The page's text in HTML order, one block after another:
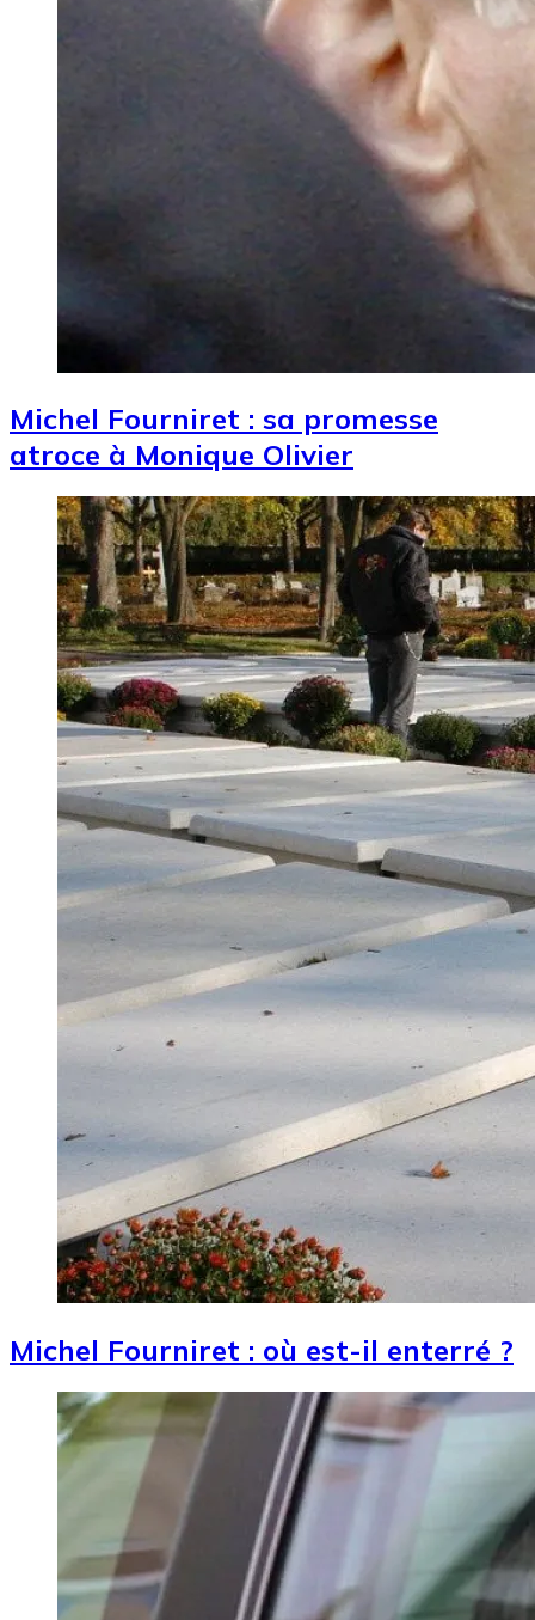
Michel Fourniret : sa promesse
atroce à Monique Olivier
Image
Michel Fourniret : où est-il enterré ?
Image